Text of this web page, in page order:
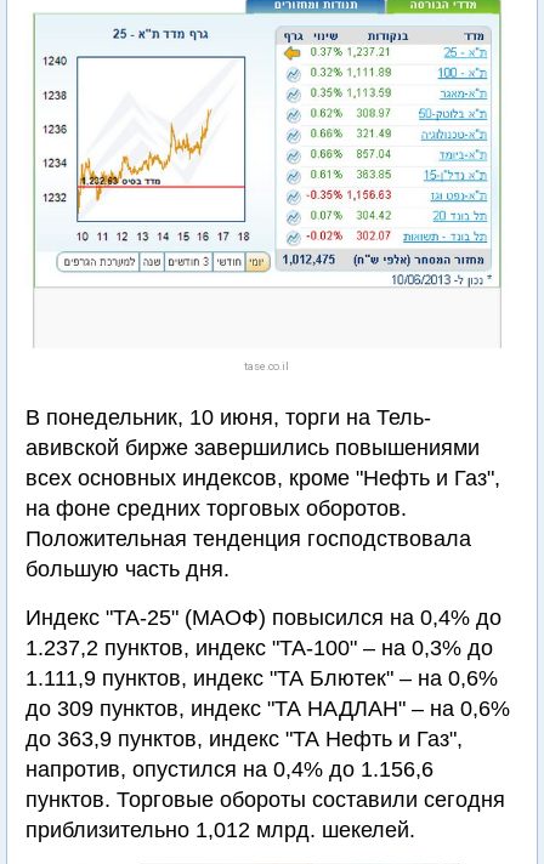
tase.co.il
В понедельник, 10 июня, торги на Тель-
авивской бирже завершились повышениями
всех основных индексов, кроме "Нефть и Газ",
на фоне средних торговых оборотов.
Положительная тенденция господствовала
большую часть дня.
Индекс "ТА-25" (МАОФ) повысился на 0,4% до
1.237,2 пунктов, индекс "ТА-100" – на 0,3% до
1.111,9 пунктов, индекс "ТА Блютек" – на 0,6%
до 309 пунктов, индекс "ТА НАДЛАН" – на 0,6%
до 363,9 пунктов, индекс "ТА Нефть и Газ",
напротив, опустился на 0,4% до 1.156,6
пунктов. Торговые обороты составили сегодня
приблизительно 1,012 млрд. шекелей.